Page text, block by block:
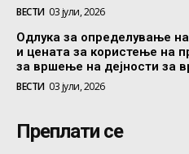
ВЕСТИ 03 јули, 2026
Одлука за определување
и цената за користење на
за вршење на дејности за
ВЕСТИ 03 јули, 2026
Преплати се